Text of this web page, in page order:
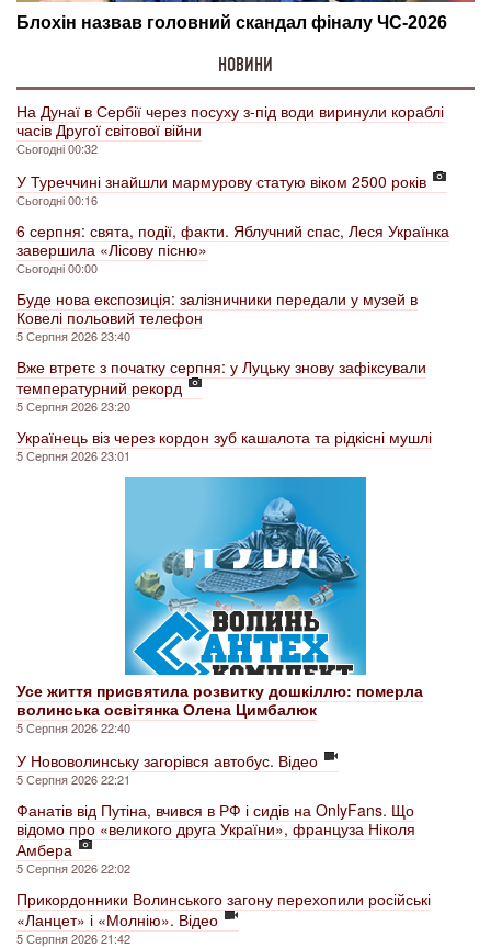
НОВИНИ
На Дунаї в Сербії через посуху з-під води виринули кораблі
часів Другої світової війни
Сьогодні 00:32
У Туреччині знайшли мармурову статую віком 2500 років
Сьогодні 00:16
6 серпня: свята, події, факти. Яблучний спас, Леся Українка
завершила «Лісову пісню»
Сьогодні 00:00
Буде нова експозиція: залізничники передали у музей в
Ковелі польовий телефон
5 Серпня 2026 23:40
Вже втретє з початку серпня: у Луцьку знову зафіксували
температурний рекорд
5 Серпня 2026 23:20
Українець віз через кордон зуб кашалота та рідкісні мушлі
5 Серпня 2026 23:01
Усе життя присвятила розвитку дошкіллю: померла
волинська освітянка Олена Цимбалюк
5 Серпня 2026 22:40
У Нововолинську загорівся автобус. Відео
5 Серпня 2026 22:21
Фанатів від Путіна, вчився в РФ і сидів на OnlyFans. Що
відомо про «великого друга України», француза Ніколя
Амбера
5 Серпня 2026 22:02
Прикордонники Волинського загону перехопили російські
«Ланцет» і «Молнію». Відео
5 Серпня 2026 21:42